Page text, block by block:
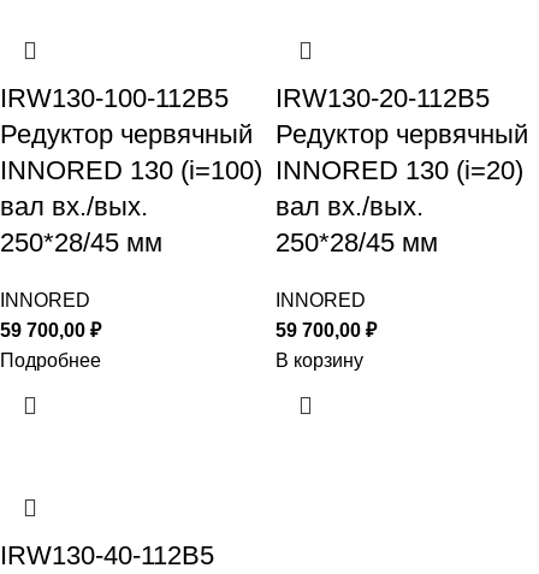
IRW130-100-112B5
Редуктор червячный
INNORED 130 (i=100)
вал вх./вых.
250*28/45 мм
INNORED
59 700,00 ₽
Подробнее
IRW130-20-112B5
Редуктор червячный
INNORED 130 (i=20)
вал вх./вых.
250*28/45 мм
INNORED
59 700,00 ₽
В корзину
IRW130-40-112B5